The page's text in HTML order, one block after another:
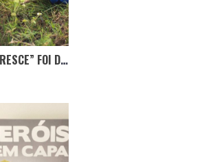
O “SAPATO QUE CRESCE” FOI DESENHADO PARA AJUDAR CRIANÇAS DESFAVORECIDAS